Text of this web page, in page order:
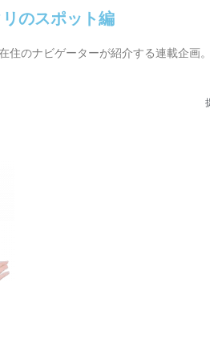
のスポット編
住のナビゲーターが紹介する連載企画